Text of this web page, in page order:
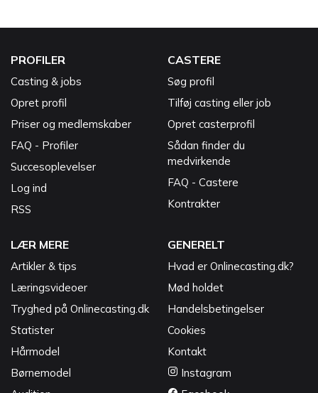
PROFILER
Casting & jobs
Opret profil
Priser og medlemskaber
FAQ - Profiler
Succesoplevelser
Log ind
RSS
CASTERE
Søg profil
Tilføj casting eller job
Opret casterprofil
Sådan finder du
medvirkende
FAQ - Castere
Kontrakter
LÆR MERE
Artikler & tips
Læringsvideoer
Tryghed på Onlinecasting.dk
Statister
Hårmodel
Børnemodel
GENERELT
Hvad er Onlinecasting.dk?
Mød holdet
Handelsbetingelser
Cookies
Kontakt
Instagram